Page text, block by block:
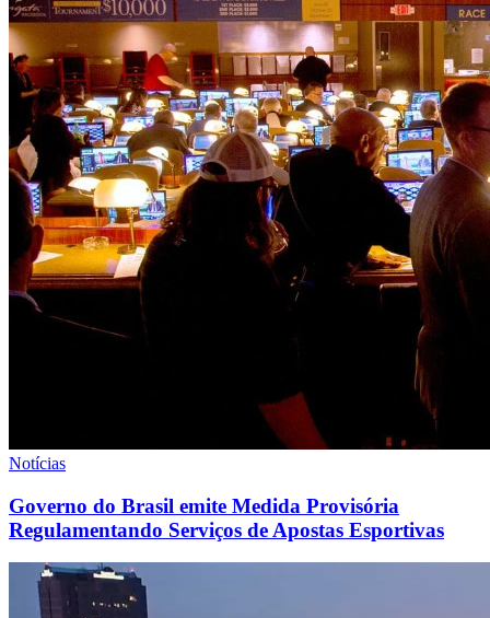
Notícias
Governo do Brasil emite Medida Provisória
Regulamentando Serviços de Apostas Esportivas